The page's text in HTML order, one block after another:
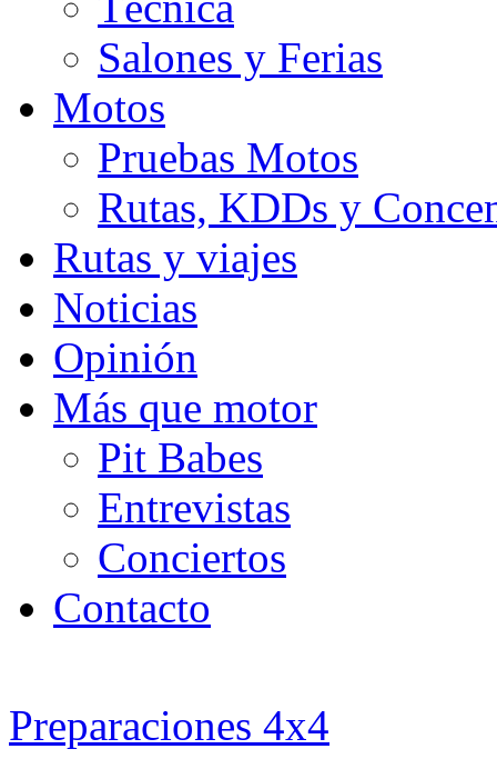
Salones y Ferias
Motos
Pruebas Motos
Rutas, KDDs y
Rutas y viajes
Noticias
Opinión
Más que motor
Pit Babes
Entrevistas
Conciertos
Contacto
Preparaciones 4x4